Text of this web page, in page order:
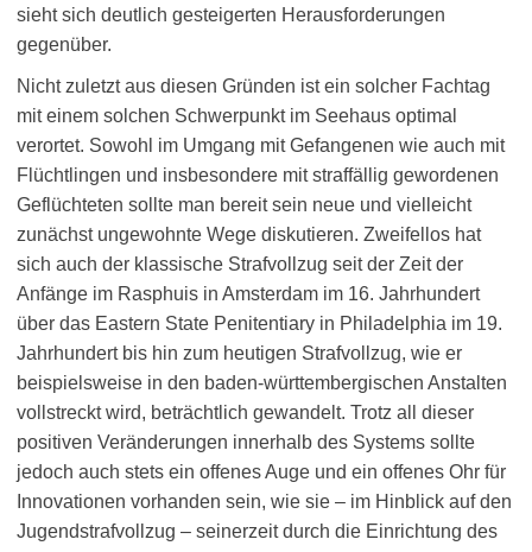
sieht sich deutlich gesteigerten Herausforderungen
gegenüber.
Nicht zuletzt aus diesen Gründen ist ein solcher Fachtag
mit einem solchen Schwerpunkt im Seehaus optimal
verortet. Sowohl im Umgang mit Gefangenen wie auch mit
Flüchtlingen und insbesondere mit straffällig gewordenen
Geflüchteten sollte man bereit sein neue und vielleicht
zunächst ungewohnte Wege diskutieren. Zweifellos hat
sich auch der klassische Strafvollzug seit der Zeit der
Anfänge im Rasphuis in Amsterdam im 16. Jahrhundert
über das Eastern State Penitentiary in Philadelphia im 19.
Jahrhundert bis hin zum heutigen Strafvollzug, wie er
beispielsweise in den baden-württembergischen Anstalten
vollstreckt wird, beträchtlich gewandelt. Trotz all dieser
positiven Veränderungen innerhalb des Systems sollte
jedoch auch stets ein offenes Auge und ein offenes Ohr für
Innovationen vorhanden sein, wie sie – im Hinblick auf den
Jugendstrafvollzug – seinerzeit durch die Einrichtung des